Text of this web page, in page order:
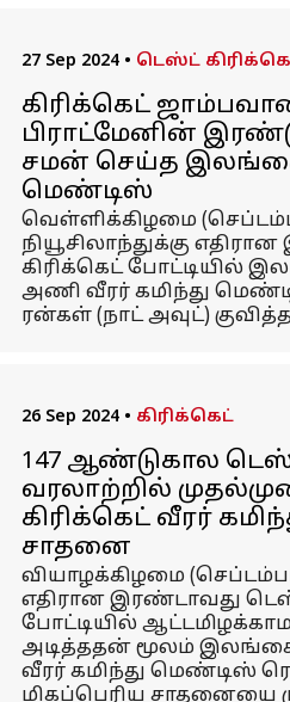
27 Sep 2024 • டெஸ்ட்
கிரிக்கெட்
பிராட்மேனின்
சமன் செய்த இலங்கை
மெண்டிஸ்
வெள்ளிக்கிழமை
நியூசிலாந்துக்கு
கிரிக்கெட் போட்டியில்
அணி வீரர் கமிந்து
ரன்கள் (நாட் அவுட்)
26 Sep 2024 • கிரிக்கெட்
147 ஆண்டுகால
வரலாற்றில்
கிரிக்கெட் வீரர்
சாதனை
வியாழக்கிழமை (செப்டம்பர்
எதிரான இரண்டாவது
போட்டியில்
அடித்ததன் மூலம்
வீரர் கமிந்து மெண்டிஸ்
மிகப்பெரிய சாதனையை